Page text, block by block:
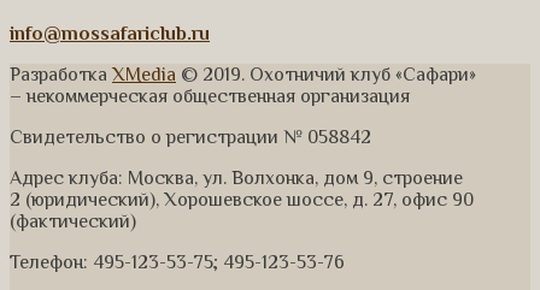
info@mossafariclub.ru
Разработка XMedia © 2019. Охотничий клуб «Сафари»
– некоммерческая общественная организация
Свидетельство о регистрации № 058842
Адрес клуба: Москва, ул. Волхонка, дом 9, строение
2 (юридический), Хорошевское шоссе, д. 27, офис 90
(фактический)
Телефон: 495-123-53-75; 495-123-53-76